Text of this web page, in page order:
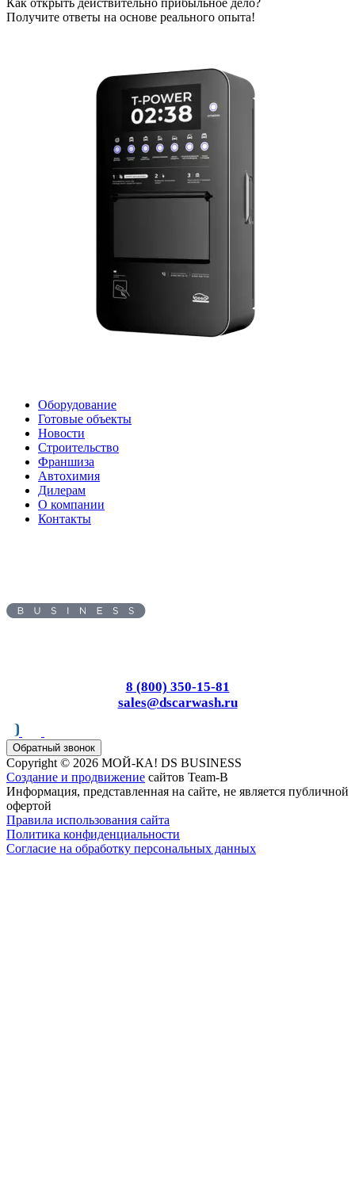
Получите ответы на основе реального опыта!
Оборудование
Готовые объекты
Новости
Строительство
Франшиза
Автохимия
Дилерам
О компании
Контакты
8 (800) 350-15-81
sales@dscarwash.ru
Обратный звонок
Copyright © 2026 МОЙ-КА! DS BUSINESS
Создание и продвижение сайтов Team-B
Информация, представленная на сайте, не является публичной
офертой
Правила использования сайта
Политика конфиденциальности
Согласие на обработку персональных данных